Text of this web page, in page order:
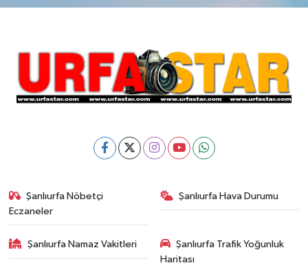
Şanlıurfa Nöbetçi
Eczaneler
Şanlıurfa Hava Durumu
Şanlıurfa Namaz Vakitleri
Şanlıurfa Trafik Yoğunluk
Haritası